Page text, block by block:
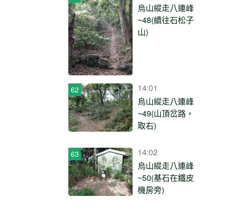
烏山縱走八連峰
~48(續往石松子
山)
14:01
烏山縱走八連峰
~49(山頂岔路，
取右)
14:02
烏山縱走八連峰
~50(基石在鐵皮
機房旁)